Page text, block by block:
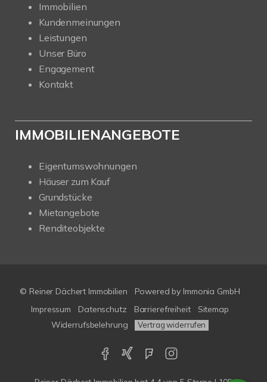
Immobilien
Kundenmeinungen
Leistungen
Unser Büro
Engagement
Kontakt
IMMOBILIENANGEBOTE
Eigentumswohnungen
Häuser zum Kauf
Grundstücke
Mietangebote
Renditeobjekte
© Reiner Dächert Immobilien Powered by Immonia GmbH
Impressum
Datenschutz Barrierefreiheit
Sitemap
Widerrufsbelehrung
Vertrag widerrufen